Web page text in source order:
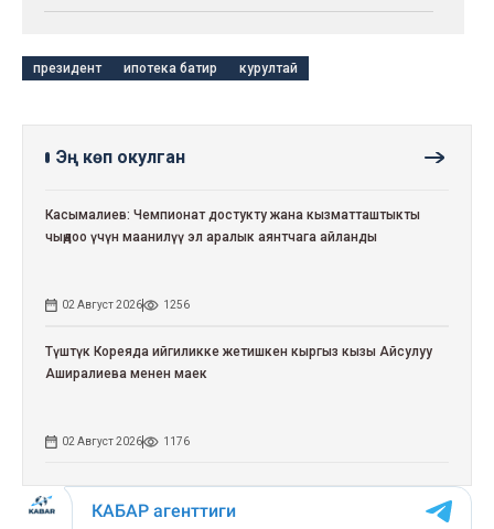
президент ипотека батир курултай
Эң көп окулган
Касымалиев: Чемпионат достукту жана кызматташтыкты
чыңдоо үчүн маанилүү эл аралык аянтчага айланды
02 Август 2026 1256
Түштүк Кореяда ийгиликке жетишкен кыргыз кызы Айсулуу
Аширалиева менен маек
02 Август 2026 1176